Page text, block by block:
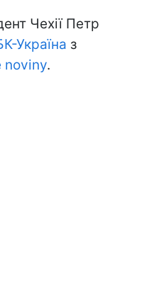
Чехії Петр
Україна з
noviny.